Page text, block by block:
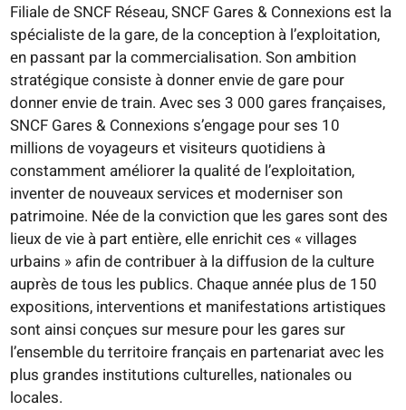
Filiale de SNCF Réseau, SNCF Gares & Connexions est la
spécialiste de la gare, de la conception à l’exploitation,
en passant par la commercialisation. Son ambition
stratégique consiste à donner envie de gare pour
donner envie de train. Avec ses 3 000 gares françaises,
SNCF Gares & Connexions s’engage pour ses 10
millions de voyageurs et visiteurs quotidiens à
constamment améliorer la qualité de l’exploitation,
inventer de nouveaux services et moderniser son
patrimoine. Née de la conviction que les gares sont des
lieux de vie à part entière, elle enrichit ces « villages
urbains » afin de contribuer à la diffusion de la culture
auprès de tous les publics. Chaque année plus de 150
expositions, interventions et manifestations artistiques
sont ainsi conçues sur mesure pour les gares sur
l’ensemble du territoire français en partenariat avec les
plus grandes institutions culturelles, nationales ou
locales.